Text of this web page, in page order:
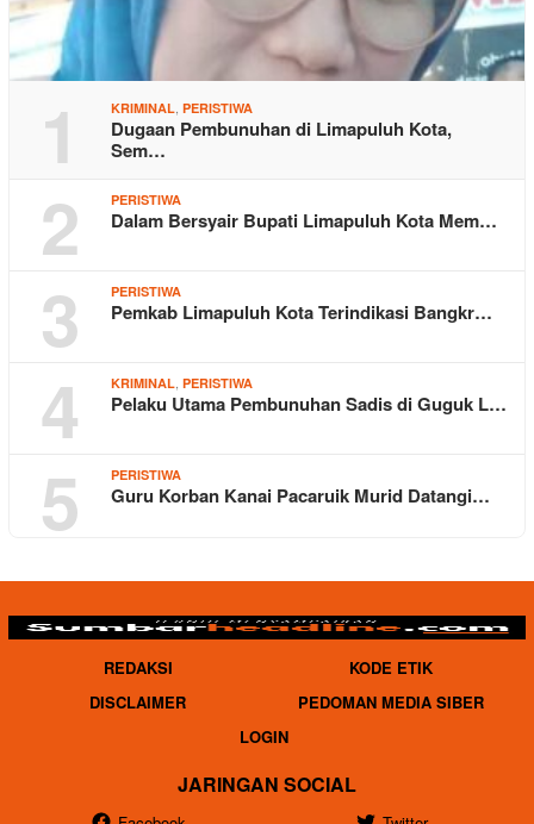
1 KRIMINAL PERISTIWA
Dugaan Pembunuhan di Limapuluh Kota,
Sem…
2 PERISTIWA
Dalam Bersyair Bupati Limapuluh Kota Mem…
3 PERISTIWA
Pemkab Limapuluh Kota Terindikasi Bangkr…
4 KRIMINAL PERISTIWA
Pelaku Utama Pembunuhan Sadis di Guguk L…
5 PERISTIWA
Guru Korban Kanai Pacaruik Murid Datangi…
REDAKSI
KODE ETIK
DISCLAIMER
PEDOMAN MEDIA SIBER
LOGIN
JARINGAN SOCIAL